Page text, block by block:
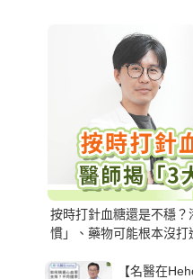
按時打針血糖還是不穩
慣」、藥物可能根本沒打
【名醫在